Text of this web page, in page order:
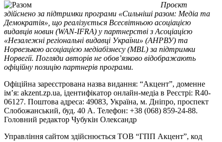
Проєкт
здійснено за підтримки програми «Сильніші разом: Медіа та
Демократія», що реалізується Всесвітньою асоціацією
видавців новин (WAN-IFRA) у партнерстві з Асоціацією
«Незалежні регіональні видавці України» (АНРВУ) та
Норвезькою асоціацією медіабізнесу (MBL) за підтримки
Норвегії. Погляди авторів не обов’язково відображають
офіційну позицію партнерів програми.
Офіційна зареєстрована назва видання: “Акцент”, доменне
ім’я: akzent.zp.ua, ідентифікатор онлайн-медіа в Реєстрі: R40-
06127. Поштова адреса: 49083, Україна, м. Дніпро, проспект
Слобожанський, буд. 40 А. Телефон: +38 (068) 859-24-88.
Головний редактор Чубукін Олександр
Управління сайтом здійснюється ТОВ “ГПП Акцент”, код